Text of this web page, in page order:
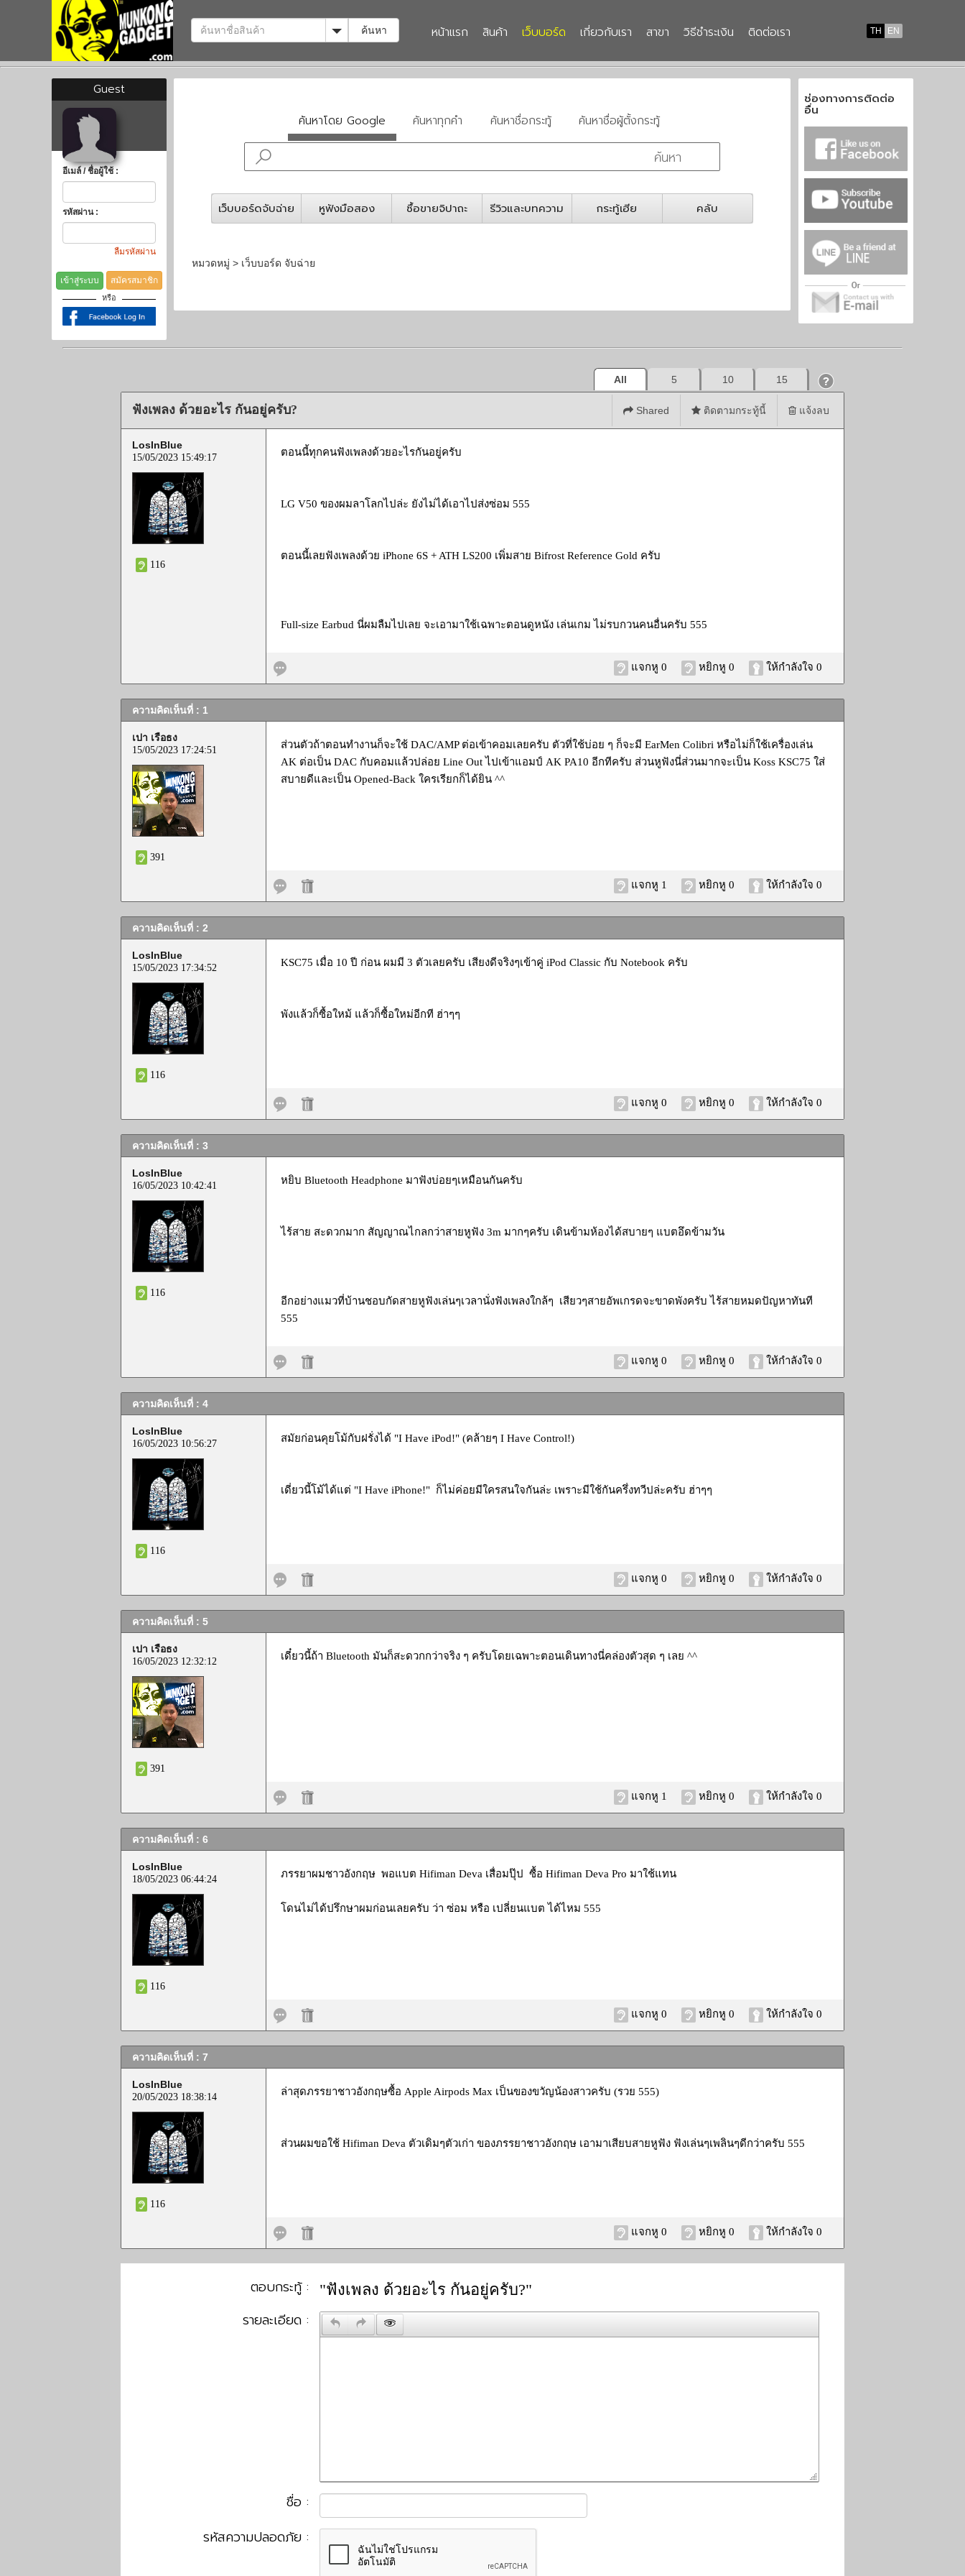
Toggle Dropdown
ค้นหา TH EN
หน้าแรก สินค้า เว็บบอร์ด เกี่ยวกับเรา สาขา วิธีชำระเงิน ติดต่อเรา
Guest
อีเมล์ / ชื่อผู้ใช้ :
รหัสผ่าน :
ลืมรหัสผ่าน
เข้าสู่ระบบ สมัครสมาชิก
หรือ
ค้นหาโดย Google ค้นหาทุกคำ ค้นหาชื่อกระทู้ ค้นหาชื่อผู้ตั้งกระทู้
เว็บบอร์ดจับฉ่าย หูฟังมือสอง ซื้อขายจิปาถะ รีวิวและบทความ กระทู้เฮีย คลับ
หมวดหมู่ > เว็บบอร์ด จับฉ่าย
ช่องทางการติดต่อ
อื่น
All 5 10 15
ฟังเพลง ด้วยอะไร กันอยู่ครับ? Shared ติดตามกระทู้นี้ แจ้งลบ
LosInBlue
15/05/2023 15:49:17
116
ตอนนี้ทุกคนฟังเพลงด้วยอะไรกันอยู่ครับ
LG V50 ของผมลาโลกไปล่ะ ยังไม่ได้เอาไปส่งซ่อม 555
ตอนนี้เลยฟังเพลงด้วย iPhone 6S + ATH LS200 เพิ่มสาย Bifrost Reference Gold ครับ
Full-size Earbud นี่ผมลืมไปเลย จะเอามาใช้เฉพาะตอนดูหนัง เล่นเกม ไม่รบกวนคนอื่นครับ 555
ให้กำลังใจ 0
หยิกหู 0
แจกหู 0
ความคิดเห็นที่ : 1
เปา เรือธง
15/05/2023 17:24:51
391
ส่วนตัวถ้าตอนทำงานก็จะใช้ DAC/AMP ต่อเข้าคอมเลยครับ ตัวที่ใช้บ่อย ๆ ก็จะมี EarMen Colibri หรือไม่ก็ใช้เครื่องเล่น
AK ต่อเป็น DAC กับคอมแล้วปล่อย Line Out ไปเข้าแอมป์ AK PA10 อีกทีครับ ส่วนหูฟังนี่ส่วนมากจะเป็น Koss KSC75 ใส่
สบายดีและเป็น Opened-Back ใครเรียกก็ได้ยิน ^^
ให้กำลังใจ 0
หยิกหู 0
แจกหู 1
ความคิดเห็นที่ : 2
LosInBlue
15/05/2023 17:34:52
116
KSC75 เมื่อ 10 ปี ก่อน ผมมี 3 ตัวเลยครับ เสียงดีจริงๆเข้าคู่ iPod Classic กับ Notebook ครับ
พังแล้วก็ซื้อใหม้ แล้วก็ซื้อใหม่อีกที ฮ่าๆๆ
ให้กำลังใจ 0
หยิกหู 0
แจกหู 0
ความคิดเห็นที่ : 3
LosInBlue
16/05/2023 10:42:41
116
หยิบ Bluetooth Headphone มาฟังบ่อยๆเหมือนกันครับ
ไร้สาย สะดวกมาก สัญญาณไกลกว่าสายหูฟัง 3m มากๆครับ เดินข้ามห้องได้สบายๆ แบตอึดข้ามวัน
อีกอย่างแมวที่บ้านชอบกัดสายหูฟังเล่นๆเวลานั่งฟังเพลงใกล้ๆ เสียวๆสายอัพเกรดจะขาดพังครับ ไร้สายหมดปัญหาทันที
555
ให้กำลังใจ 0
หยิกหู 0
แจกหู 0
ความคิดเห็นที่ : 4
LosInBlue
16/05/2023 10:56:27
116
สมัยก่อนคุยโม้กับฝรั่งได้ "I Have iPod!" (คล้ายๆ I Have Control!)
เดี่ยวนี้โม้ได้แต่ "I Have iPhone!" ก็ไม่ค่อยมีใครสนใจกันล่ะ เพราะมีใช้กันครึ่งทวีปล่ะครับ ฮ่าๆๆ
ให้กำลังใจ 0
หยิกหู 0
แจกหู 0
ความคิดเห็นที่ : 5
เปา เรือธง
16/05/2023 12:32:12
391
เดี๋ยวนี้ถ้า Bluetooth มันก็สะดวกกว่าจริง ๆ ครับโดยเฉพาะตอนเดินทางนี่คล่องตัวสุด ๆ เลย ^^
ให้กำลังใจ 0
หยิกหู 0
แจกหู 1
ความคิดเห็นที่ : 6
LosInBlue
18/05/2023 06:44:24
116
ภรรยาผมชาวอังกฤษ พอแบต Hifiman Deva เสื่อมปุ๊ป ซื้อ Hifiman Deva Pro มาใช้แทน
โดนไม่ได้ปรึกษาผมก่อนเลยครับ ว่า ซ่อม หรือ เปลี่ยนแบต ได้ไหม 555
ให้กำลังใจ 0
หยิกหู 0
แจกหู 0
ความคิดเห็นที่ : 7
LosInBlue
20/05/2023 18:38:14
116
ล่าสุดภรรยาชาวอังกฤษซื้อ Apple Airpods Max เป็นของขวัญน้องสาวครับ (รวย 555)
ส่วนผมขอใช้ Hifiman Deva ตัวเดิมๆตัวเก่า ของภรรยาชาวอังกฤษ เอามาเสียบสายหูฟัง ฟังเล่นๆเพลินๆดีกว่าครับ 555
ให้กำลังใจ 0
หยิกหู 0
แจกหู 0
ตอบกระทู้ : "ฟังเพลง ด้วยอะไร กันอยู่ครับ?"
รายละเอียด :
ชื่อ :
รหัสความปลอดภัย :